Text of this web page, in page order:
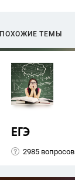
ПОХОЖИЕ ТЕМЫ
ЕГЭ
2985 вопросов